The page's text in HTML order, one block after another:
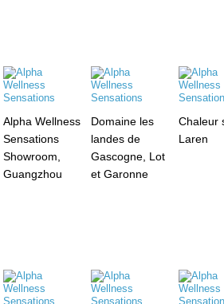
Alpha Wellness
Sensations
Showroom,
Guangzhou
Domaine les
landes de
Gascogne, Lot
et Garonne
Chaleur
Laren